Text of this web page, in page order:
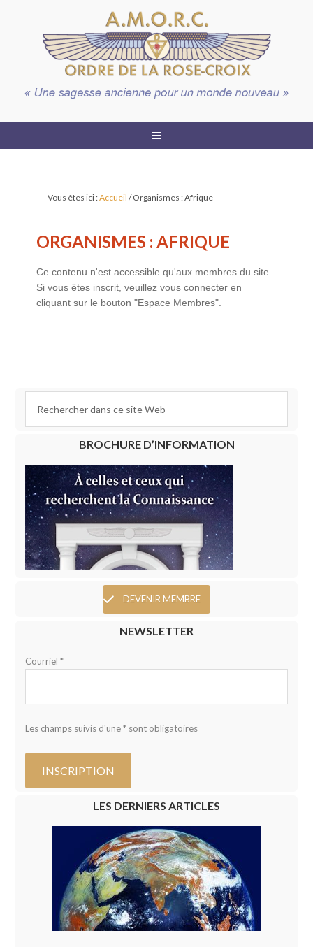
Vous êtes ici :Accueil /Organismes : Afrique
ORGANISMES : AFRIQUE
Ce contenu n'est accessible qu'aux membres du site.
Si vous êtes inscrit, veuillez vous connecter en
cliquant sur le bouton "Espace Membres".
BROCHURE D’INFORMATION
DEVENIR MEMBRE
NEWSLETTER
Courriel *
Les champs suivis d'une * sont obligatoires
LES DERNIERS ARTICLES